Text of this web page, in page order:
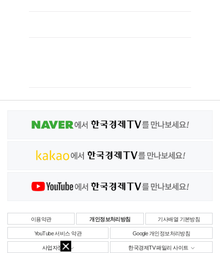
이용약관 개인정보처리방침 기사배열 기본방침
YouTube 서비스 약관 Google 개인정보처리방침
사업자정보 한국경제TV 패밀리 사이트